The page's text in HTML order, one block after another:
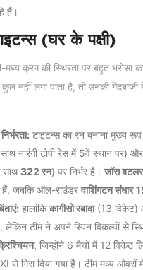
हैं।
(घर के पक्षी)
क्रम की स्थिरता पर बहुत भरोसा
कुल नहीं लगा पाता है, तो उनकी
टाइटन्स का रन बनाना मुख्य
नारंगी टोपी रेस में 5वें स्थान पर) और
साथ322 रन) पर निर्भर है। जॉस बटलर
हैं, जबकि ऑल-राउंडर वाशिंगटन संधार
हालांकिकागीसो रबादा(13 विकेट)
लेकिन टीम ने अपने स्पिन विकल्पों से
, जिन्होंने 6 मैचों में 12 विकेट
से गिरा दिया गया है। टीम मध्य ओवरों